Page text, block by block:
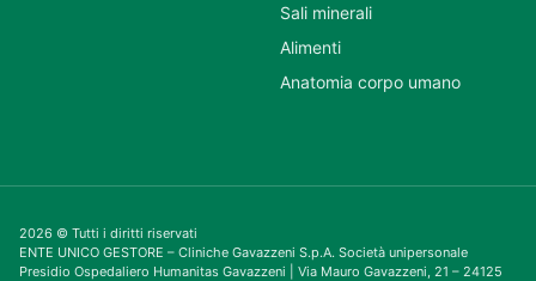
Sali minerali
Alimenti
Anatomia corpo umano
2026 © Tutti i diritti riservati
ENTE UNICO GESTORE – Cliniche Gavazzeni S.p.A. Società unipersonale
Presidio Ospedaliero Humanitas Gavazzeni | Via Mauro Gavazzeni, 21 – 24125